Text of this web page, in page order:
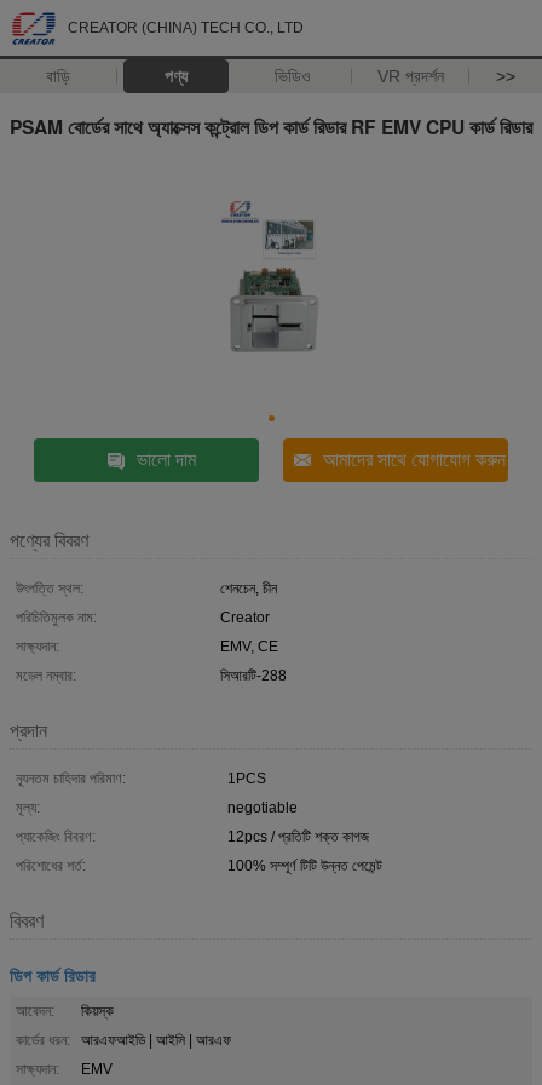
CREATOR (CHINA) TECH CO., LTD
বাড়ি পণ্য ভিডিও VR প্রদর্শন >>
PSAM বোর্ডের সাথে অ্যাক্সেস কন্ট্রোল ডিপ কার্ড রিডার RF EMV CPU কার্ড রিডার
ভালো দাম আমাদের সাথে যোগাযোগ করুন
পণ্যের বিবরণ
উৎপত্তি স্থল:
শেনচেন, চীন
পরিচিতিমুলক নাম:
Creator
সাক্ষ্যদান:
EMV, CE
মডেল নম্বার:
সিআরটি-288
প্রদান
ন্যূনতম চাহিদার পরিমাণ:
1PCS
মূল্য:
negotiable
প্যাকেজিং বিবরণ:
12pcs / প্রতিটি শক্ত কাগজ
পরিশোধের শর্ত:
100% সম্পূর্ণ টিটি উন্নত পেমেন্ট
বিবরণ
ডিপ কার্ড রিডার
আবেদন:
কিয়স্ক
কার্ডের ধরন:
আরএফআইডি | আইসি | আরএফ
সাক্ষ্যদান:
EMV